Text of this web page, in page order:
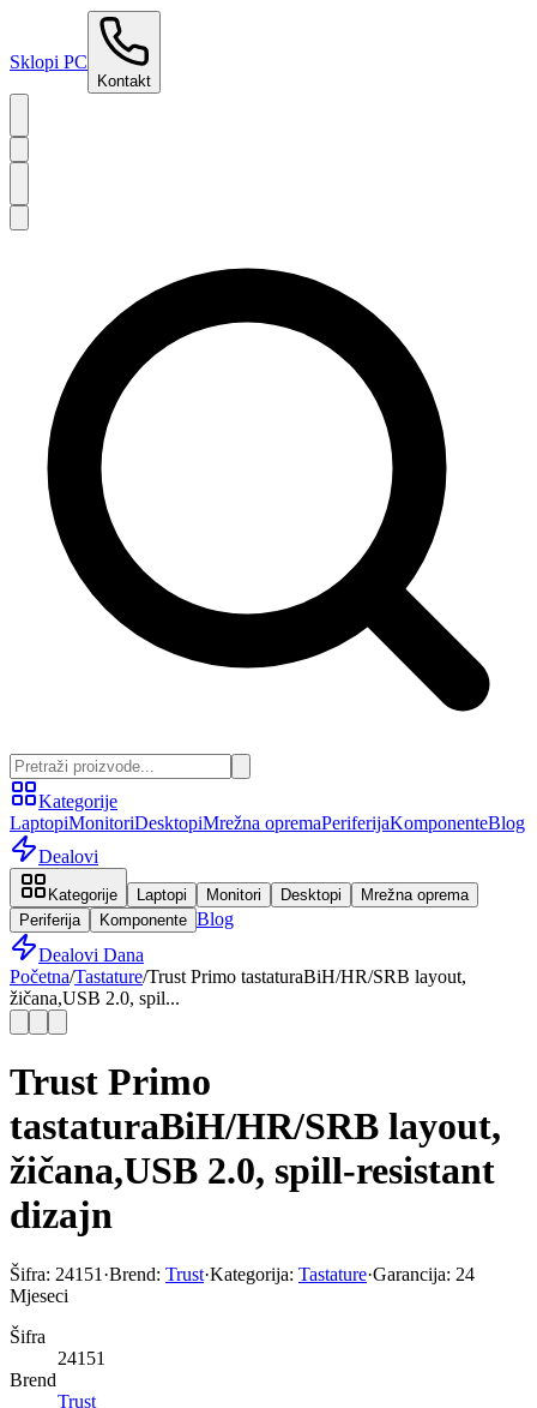
Sklopi PC
Kontakt
Kategorije
LaptopiMonitoriDesktopiMrežna opremaPeriferijaKomponenteBlog
Dealovi
Kategorije Laptopi Monitori Desktopi
Mrežna oprema
Periferija
Komponente Blog
Dealovi Dana
Početna/Tastature/Trust Primo tastaturaBiH/HR/SRB layout,
žičana,USB 2.0, spil...
Trust Primo
tastaturaBiH/HR/SRB layout,
žičana,USB 2.0, spill-resistant
dizajn
Šifra: 24151 ·Brend: Trust·Kategorija: Tastature·Garancija: 24
Mjeseci
Šifra
24151
Brend
Trust